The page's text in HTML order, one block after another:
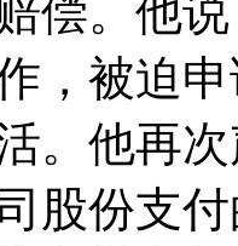
偿。他
，被迫
。他再
股份支